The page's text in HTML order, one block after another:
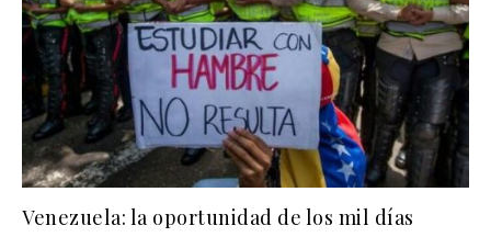
Venezuela: la oportunidad de los mil días